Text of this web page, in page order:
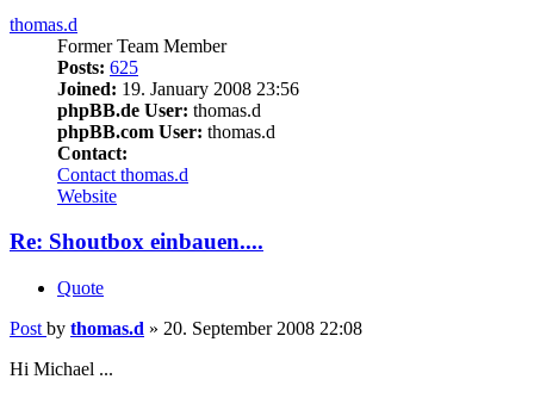
thomas.d
Former Team Member
Posts: 625
Joined: 19. January 2008 23:56
phpBB.de User: thomas.d
phpBB.com User: thomas.d
Contact:
Contact thomas.d
Website
Re: Shoutbox einbauen....
Quote
Post by thomas.d » 20. September 2008 22:08
Hi Michael ...